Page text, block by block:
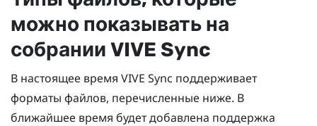
можно показывать на
собрании VIVE Sync
В настоящее время VIVE Sync поддерживает
форматы файлов, перечисленные ниже. В
ближайшее время будет добавлена поддержка